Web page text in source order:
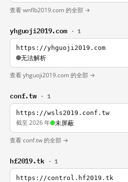
查看 wnflb2019.com 的全部 →
yhguoji2019.com · 1
https://yhguoji2019.com
无法解析
查看 yhguoji2019.com 的全部 →
conf.tw · 1
https://wsls2019.conf.tw
截至 2026 年 未屏蔽
查看 conf.tw 的全部 →
hf2019.tk · 1
https://control.hf2019.tk